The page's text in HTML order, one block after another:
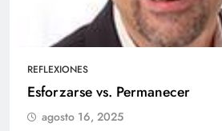
REFLEXIONES
Esforzarse vs. Permanecer
agosto 16, 2025